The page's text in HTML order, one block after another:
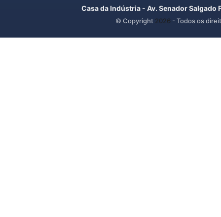
Casa da Indústria - Av. Senador
© Copyright 2026 - Todos os